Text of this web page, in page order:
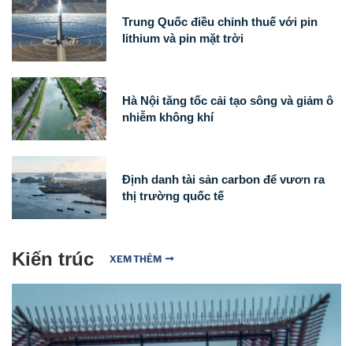
Trung Quốc điều chỉnh thuế với pin
lithium và pin mặt trời
Hà Nội tăng tốc cải tạo sông và giảm ô
nhiễm không khí
Định danh tài sản carbon để vươn ra
thị trường quốc tế
Kiến trúc XEM THÊM